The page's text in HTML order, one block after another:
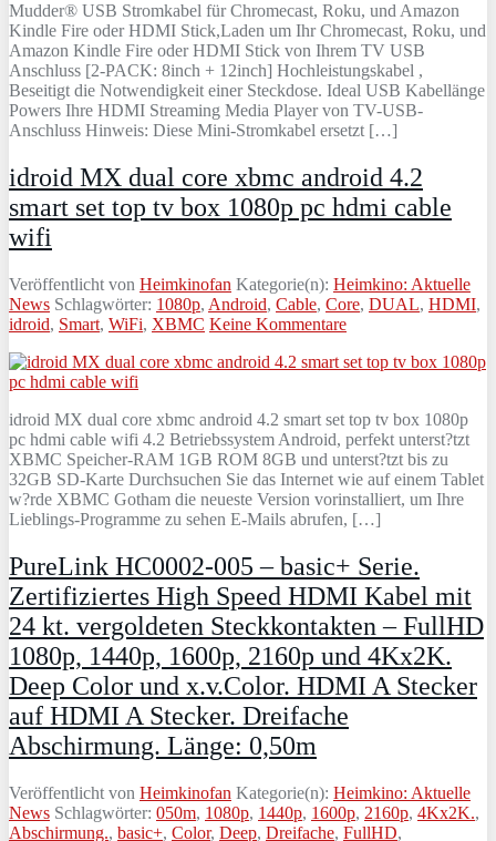
Mudder® USB Stromkabel für Chromecast, Roku, und Amazon
Kindle Fire oder HDMI Stick,Laden um Ihr Chromecast, Roku, und
Amazon Kindle Fire oder HDMI Stick von Ihrem TV USB
Anschluss [2-PACK: 8inch + 12inch] Hochleistungskabel ,
Beseitigt die Notwendigkeit einer Steckdose. Ideal USB Kabellänge
Powers Ihre HDMI Streaming Media Player von TV-USB-
Anschluss Hinweis: Diese Mini-Stromkabel ersetzt […]
idroid MX dual core xbmc android 4.2
smart set top tv box 1080p pc hdmi cable
wifi
Veröffentlicht von Heimkinofan Kategorie(n): Heimkino: Aktuelle
News Schlagwörter: 1080p, Android, Cable, Core, DUAL, HDMI,
idroid, Smart, WiFi, XBMC Keine Kommentare
idroid MX dual core xbmc android 4.2 smart set top tv box 1080p
pc hdmi cable wifi 4.2 Betriebssystem Android, perfekt unterst?tzt
XBMC Speicher-RAM 1GB ROM 8GB und unterst?tzt bis zu
32GB SD-Karte Durchsuchen Sie das Internet wie auf einem Tablet
w?rde XBMC Gotham die neueste Version vorinstalliert, um Ihre
Lieblings-Programme zu sehen E-Mails abrufen, […]
PureLink HC0002-005 – basic+ Serie.
Zertifiziertes High Speed HDMI Kabel mit
24 kt. vergoldeten Steckkontakten – FullHD
1080p, 1440p, 1600p, 2160p und 4Kx2K.
Deep Color und x.v.Color. HDMI A Stecker
auf HDMI A Stecker. Dreifache
Abschirmung. Länge: 0,50m
Veröffentlicht von Heimkinofan Kategorie(n): Heimkino: Aktuelle
News Schlagwörter: 050m, 1080p, 1440p, 1600p, 2160p, 4Kx2K.,
Abschirmung., basic+, Color, Deep, Dreifache, FullHD,